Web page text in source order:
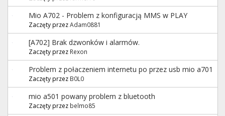
Mio A702 - Problem z konfiguracją MMS w PLAY
Zaczęty przezAdam0881
[A702] Brak dzwonków i alarmów.
Zaczęty przez Rexon
Problem z połaczeniem internetu po przez usb mio a701
Zaczęty przez B0L0
mio a501 powany problem z bluetooth
Zaczęty przez belmo85